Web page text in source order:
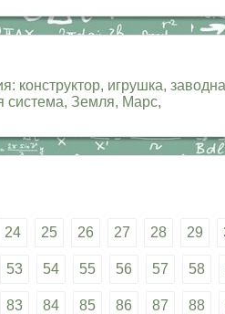
конструктор, игрушка,
система, Земля, Марс,
24 25 26 27 28 29
53 54 55 56 57 58
83 84 85 86 87 88